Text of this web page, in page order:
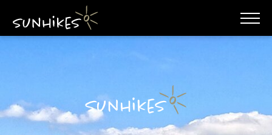
PLANER
Karte